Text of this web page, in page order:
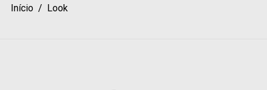
Início Look